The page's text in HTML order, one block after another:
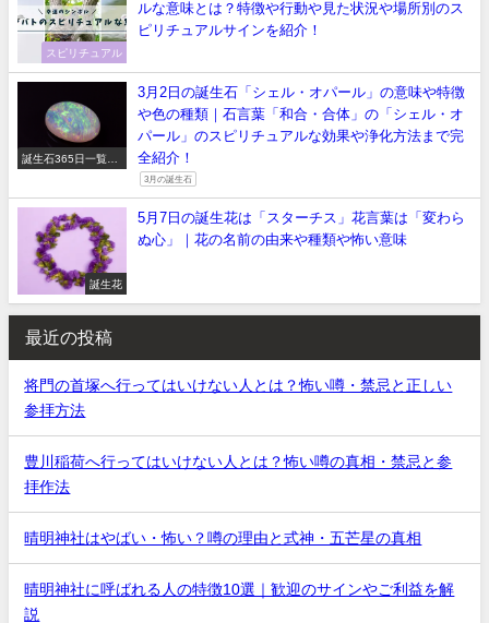
スピリチュアル
ルな意味とは？特徴や行動や見た状況や場所別のス
ピリチュアルサインを紹介！
誕生石365日一覧
3月2日の誕生石「シェル・オパール」の意味や特徴
や色の種類｜石言葉「和合・合体」の「シェル・オ
パール」のスピリチュアルな効果や浄化方法まで完
全紹介！
3月の誕生石
誕生花
5月7日の誕生花は「スターチス」花言葉は「変わら
ぬ心」｜花の名前の由来や種類や怖い意味
最近の投稿
将門の首塚へ行ってはいけない人とは？怖い噂・禁忌と正しい
参拝方法
豊川稲荷へ行ってはいけない人とは？怖い噂の真相・禁忌と参
拝作法
晴明神社はやばい・怖い？噂の理由と式神・五芒星の真相
晴明神社に呼ばれる人の特徴10選｜歓迎のサインやご利益を解
説